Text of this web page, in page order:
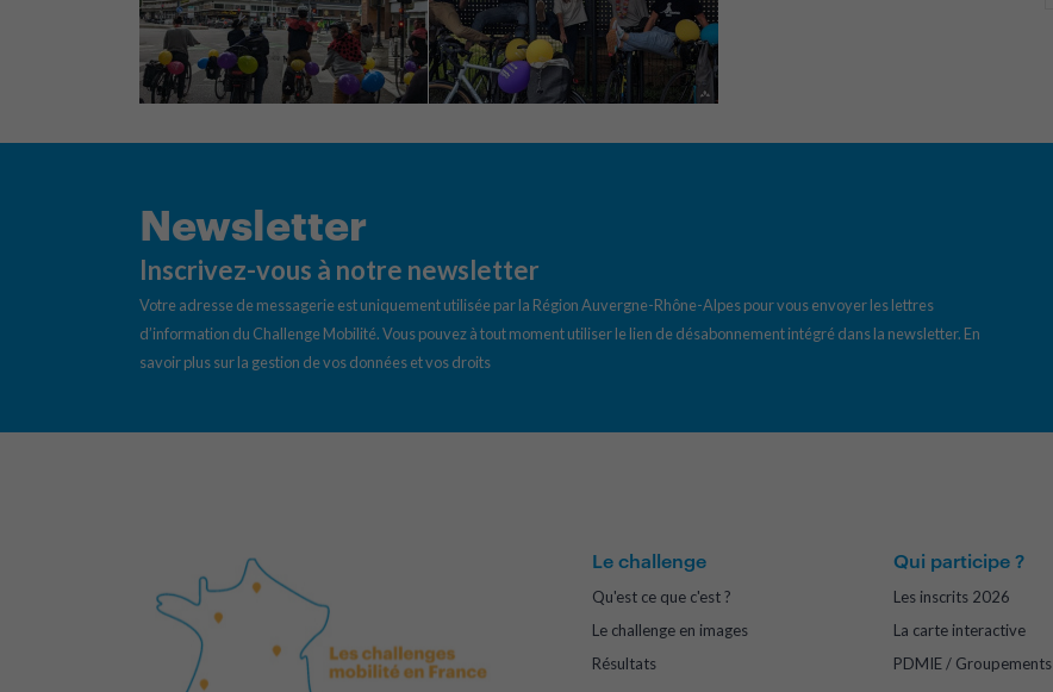
Newsletter
Inscrivez-vous à notre newsletter
Votre adresse de messagerie est uniquement utilisée par la Région Auvergne-Rhône-Alpes pour vous envoyer les lettres
d’information du Challenge Mobilité. Vous pouvez à tout moment utiliser le lien de désabonnement intégré dans la newsletter. En
savoir plus sur la gestion de vos données et vos droits
Le challenge
Qu'est ce que c'est ?
Le challenge en images
Résultats
Qui participe ?
Les inscrits 2026
La carte interactive
PDMIE / Groupements